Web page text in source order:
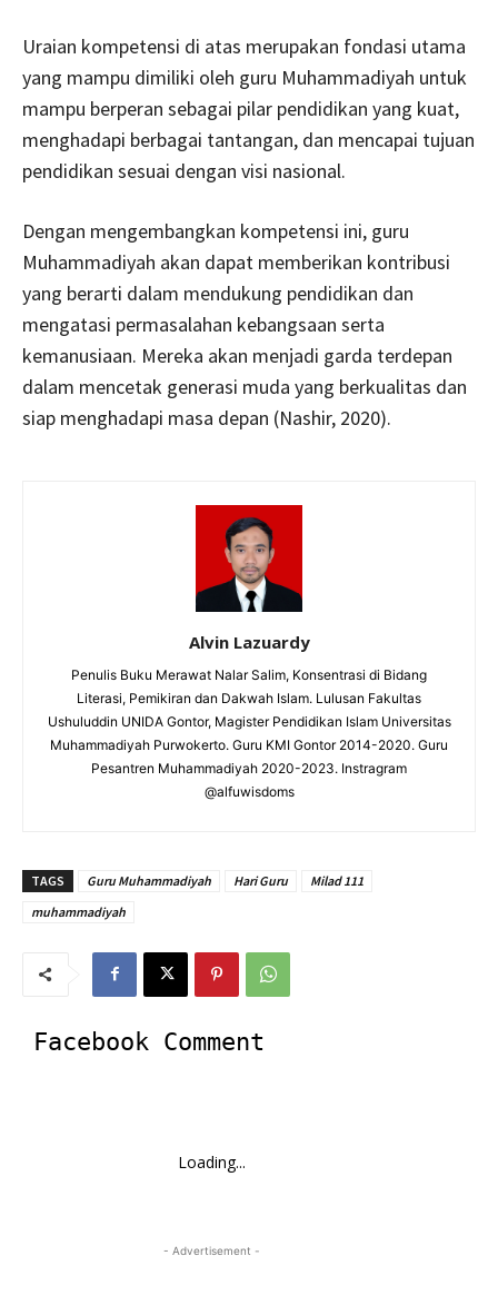
Uraian kompetensi di atas merupakan fondasi utama
yang mampu dimiliki oleh guru Muhammadiyah untuk
mampu berperan sebagai pilar pendidikan yang kuat,
menghadapi berbagai tantangan, dan mencapai tujuan
pendidikan sesuai dengan visi nasional.
Dengan mengembangkan kompetensi ini, guru
Muhammadiyah akan dapat memberikan kontribusi
yang berarti dalam mendukung pendidikan dan
mengatasi permasalahan kebangsaan serta
kemanusiaan. Mereka akan menjadi garda terdepan
dalam mencetak generasi muda yang berkualitas dan
siap menghadapi masa depan (Nashir, 2020).
Alvin Lazuardy
Penulis Buku Merawat Nalar Salim, Konsentrasi di Bidang
Literasi, Pemikiran dan Dakwah Islam. Lulusan Fakultas
Ushuluddin UNIDA Gontor, Magister Pendidikan Islam Universitas
Muhammadiyah Purwokerto. Guru KMI Gontor 2014-2020. Guru
Pesantren Muhammadiyah 2020-2023. Instragram
@alfuwisdoms
TAGS Guru Muhammadiyah Hari Guru
Milad 111
muhammadiyah
Facebook Comment
Loading...
- Advertisement -